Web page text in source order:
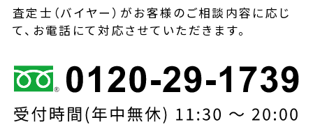
査定士（バイヤー）がお客様のご相談内容に応じ
て、お電話にて対応させていただきます。